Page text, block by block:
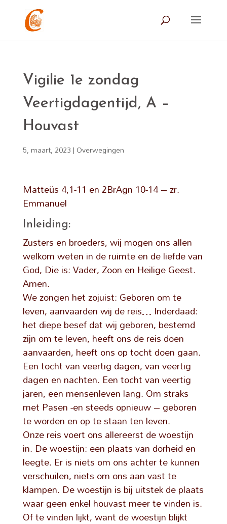
Vigilie 1e zondag
Veertigdagentijd, A –
Houvast
5, maart, 2023| Overwegingen
Matteüs 4,1-11 en 2BrAgn 10-14 – zr.
Emmanuel
Inleiding:
Zusters en broeders, wij mogen ons allen
welkom weten in de ruimte en de liefde van
God, Die is: Vader, Zoon en Heilige Geest.
Amen.
We zongen het zojuist: Geboren om te
leven, aanvaarden wij de reis… Inderdaad:
het diepe besef dat wij geboren, bestemd
zijn om te leven, heeft ons de reis doen
aanvaarden, heeft ons op tocht doen gaan.
Een tocht van veertig dagen, van veertig
dagen en nachten. Een tocht van veertig
jaren, een mensenleven lang. Om straks
met Pasen -en steeds opnieuw – geboren
te worden en op te staan ten leven.
Onze reis voert ons allereerst de woestijn
in. De woestijn: een plaats van dorheid en
leegte. Er is niets om ons achter te kunnen
verschuilen, niets om ons aan vast te
klampen. De woestijn is bij uitstek de plaats
waar geen enkel houvast meer te vinden is.
Of te vinden lijkt, want de woestijn blijkt